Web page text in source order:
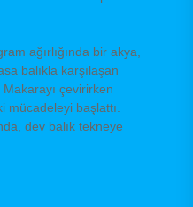
ağırlığında bir akya,
balıkla karşılaşan
Makarayı çevirirken
mücadeleyi başlattı.
dev balık tekneye